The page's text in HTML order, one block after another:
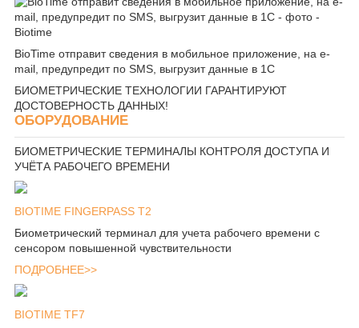
BioTime отправит сведения в мобильное приложение, на e-
mail, предупредит по SMS, выгрузит данные в 1С
БИОМЕТРИЧЕСКИЕ ТЕХНОЛОГИИ ГАРАНТИРУЮТ
ДОСТОВЕРНОСТЬ ДАННЫХ!
ОБОРУДОВАНИЕ
БИОМЕТРИЧЕСКИЕ ТЕРМИНАЛЫ КОНТРОЛЯ ДОСТУПА И
УЧЁТА РАБОЧЕГО ВРЕМЕНИ
BIOTIME FINGERPASS T2
Биометрический терминал для учета рабочего времени с
сенсором повышенной чувствительности
ПОДРОБНЕЕ>>
BIOTIME TF7